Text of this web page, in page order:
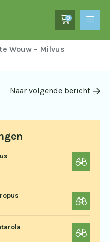
0
Wouw – Milvus
Naar volgende bericht